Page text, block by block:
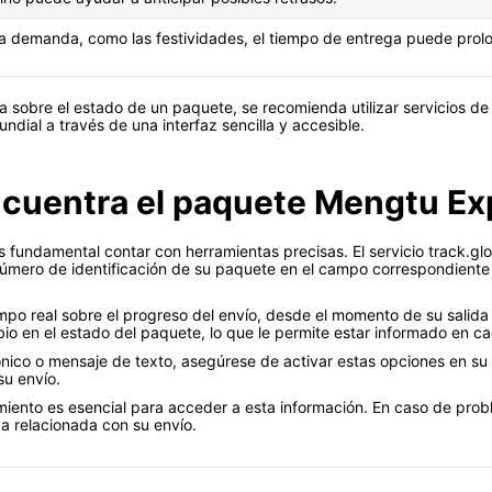
demanda, como las festividades, el tiempo de entrega puede
el estado de un paquete, se recomienda utilizar servicios
a través de una interfaz sencilla y accesible.
el paquete Mengtu
contar con herramientas precisas. El servicio
de identificación de su paquete en el campo
real sobre el progreso del envío, desde el momento de su
en el estado del paquete, lo que le permite estar informado en
o mensaje de texto, asegúrese de activar estas opciones en
envío.
es esencial para acceder a esta información. En caso de
relacionada con su envío.